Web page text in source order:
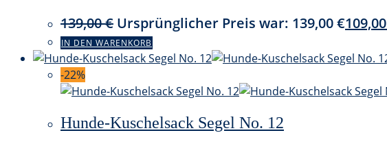
139,00€ Ursprünglicher Preis war: 139,00 €109,00
IN DEN WARENKORB
-22%
Hunde-Kuschelsack Segel No. 12